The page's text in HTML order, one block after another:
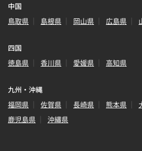
中国
鳥取県
島根県 岡山県 広島県
四国
徳島県
香川県 愛媛県 高知県
九州・沖縄
福岡県
佐賀県 長崎県 熊本県
鹿児島県
沖縄県